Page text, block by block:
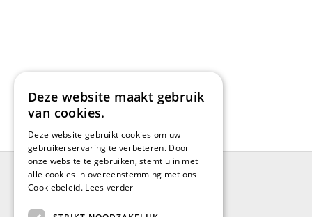
Deze website maakt gebruik
van cookies.
Deze website gebruikt cookies om uw
gebruikerservaring te verbeteren. Door
onze website te gebruiken, stemt u in met
alle cookies in overeenstemming met ons
Cookiebeleid. Lees verder